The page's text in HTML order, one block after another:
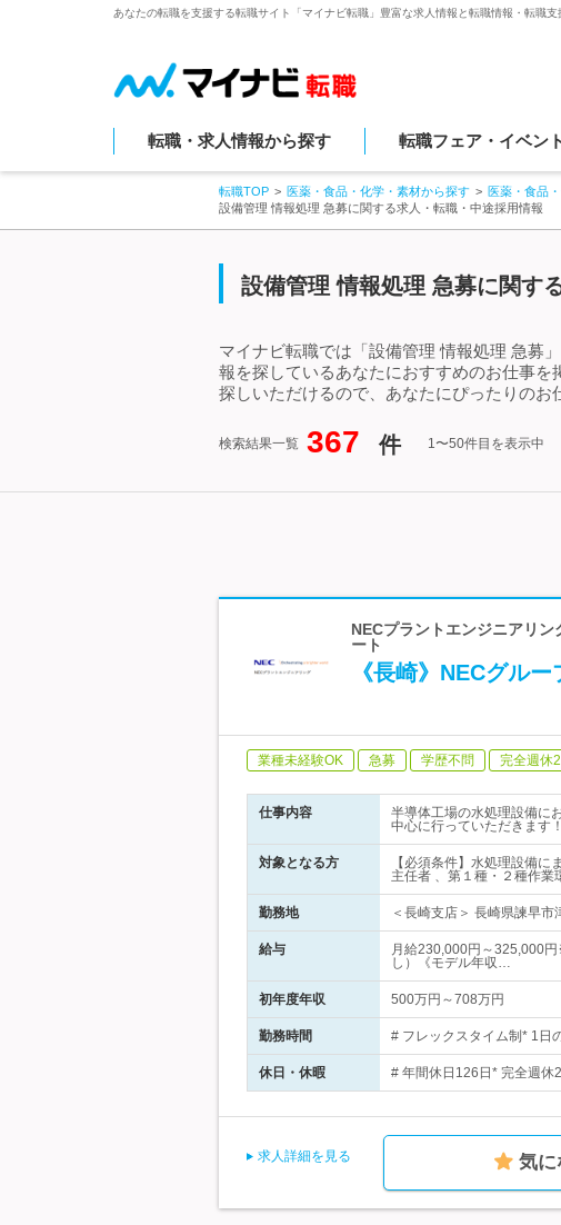
あなたの転職を支援する転職サイト「マイナビ転職」豊富な求人情報と転職情報・転職
転職・求人情報から探す 転職フェア・イベント
転職TOP 医薬・食品・化学・素材から探す 医薬・食品
設備管理 情報処理 急募に関する求人・転職・中途採用情報
設備管理 情報処理 急募に関す
マイナビ転職では「設備管理 情報処理 急募
報を探しているあなたにおすすめのお仕事
探しいただけるので、あなたにぴったりのお
検索結果一覧 367 件 1〜50件目を表示中
NECプラントエンジニアリ
ート
《長崎》NECグル
業種未経験OK 急募 学歴不問 完全週休
仕事内容
半導体工場の水処理設備に
中心に行っていただきます！
対象となる方
【必須条件】水処理設備
主任者 、第１種・２種作業
勤務地 ＜長崎支店＞ 長崎県諫早
給与
月給230,000円～325,000
し）《モデル年収…
初年度年収 500万円～708万円
勤務時間 # フレックスタイム制* 1日
休日・休暇 # 年間休日126日* 完全週
求人詳細を見る 気に